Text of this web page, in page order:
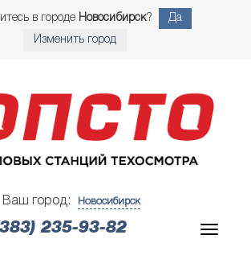
в городе Новосибирск? Да
Изменить город
Ваш город: Новосибирск
235-93-82